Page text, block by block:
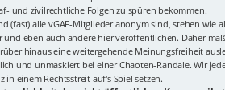
und zivilrechtliche Folgen zu spüren bekommen.
(fast) alle vGAF-Mitglieder anonym sind, stehen wie
und eben auch andere hier veröffentlichen. Daher
hinaus eine weitergehende Meinungsfreiheit
und unmaskiert bei einer Chaoten-Randale. Wir
in einem Rechtsstreit auf's Spiel setzen.